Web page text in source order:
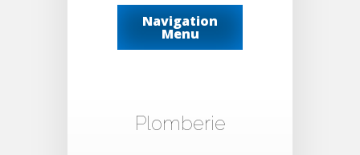
Navigation
Menu
Plomberie